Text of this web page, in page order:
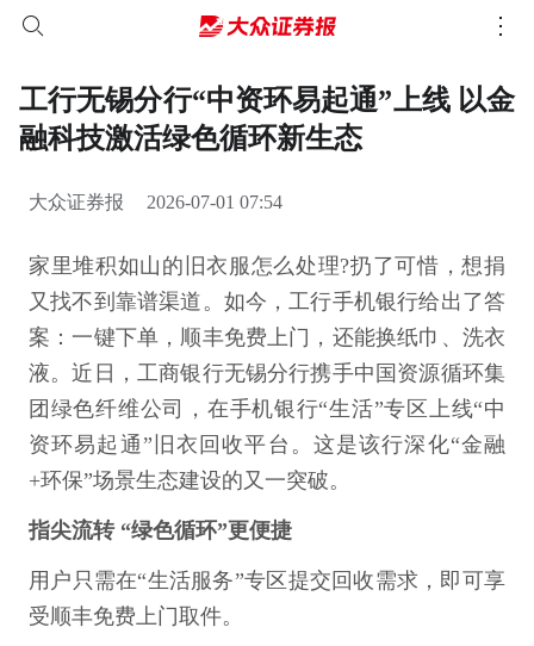
工行无锡分行“中资环易起通”上线 以金
融科技激活绿色循环新生态
大众证券报 2026-07-01 07:54
家里堆积如山的旧衣服怎么处理?扔了可惜，想捐
又找不到靠谱渠道。如今，工行手机银行给出了答
案：一键下单，顺丰免费上门，还能换纸巾、洗衣
液。近日，工商银行无锡分行携手中国资源循环集
团绿色纤维公司，在手机银行“生活”专区上线“中
资环易起通”旧衣回收平台。这是该行深化“金融
+环保”场景生态建设的又一突破。
指尖流转 “绿色循环”更便捷
用户只需在“生活服务”专区提交回收需求，即可享
受顺丰免费上门取件。